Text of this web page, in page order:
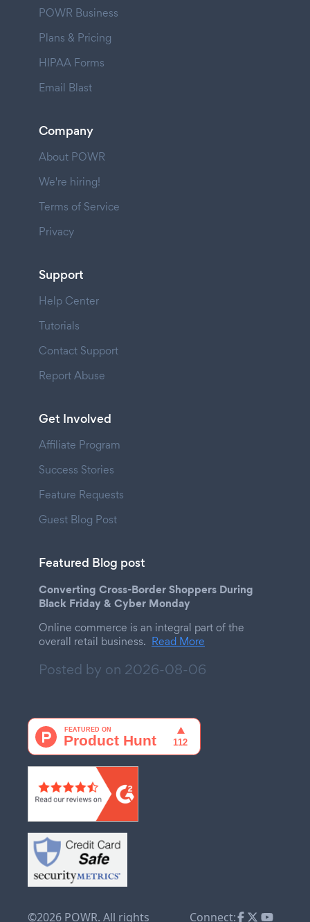
POWR Business
Plans & Pricing
HIPAA Forms
Email Blast
Company
About POWR
We're hiring!
Terms of Service
Privacy
Support
Help Center
Tutorials
Contact Support
Report Abuse
Get Involved
Affiliate Program
Success Stories
Feature Requests
Guest Blog Post
Featured Blog post
Converting Cross-Border Shoppers During
Black Friday & Cyber Monday
Online commerce is an integral part of the
overall retail business. Read More
Posted by on 2026-08-06
©2026 POWR. All rights Connect: